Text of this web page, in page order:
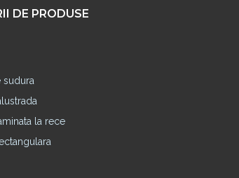
DE PRODUSE
sudura
la rece